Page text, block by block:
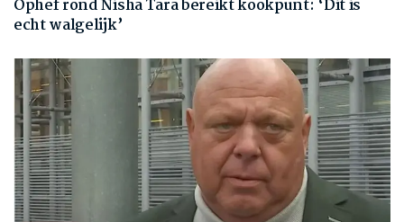
Ophef rond Nisha Tara bereikt kookpunt: ‘Dit is
echt walgelijk’